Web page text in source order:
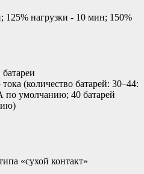
125% нагрузки - 10 мин; 150%
(количество батарей: 30–44:
по умолчанию; 40 батарей
«сухой контакт»